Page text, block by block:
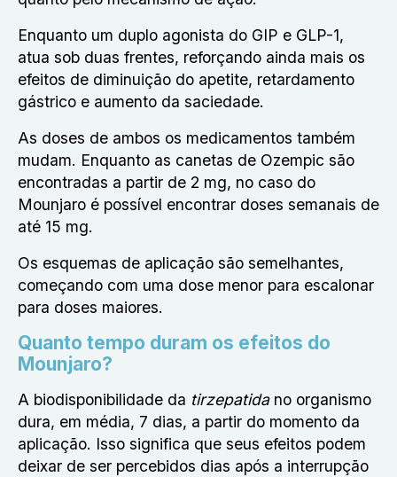
Enquanto um duplo agonista do GIP e GLP-1,
atua sob duas frentes, reforçando ainda mais os
efeitos de diminuição do apetite, retardamento
gástrico e aumento da saciedade.
As doses de ambos os medicamentos também
mudam. Enquanto as canetas de Ozempic são
encontradas a partir de 2 mg, no caso do
Mounjaro é possível encontrar doses semanais de
até 15 mg.
Os esquemas de aplicação são semelhantes,
começando com uma dose menor para escalonar
para doses maiores.
Quanto tempo duram os efeitos do
Mounjaro?
A biodisponibilidade da tirzepatida no organismo
dura, em média, 7 dias, a partir do momento da
aplicação. Isso significa que seus efeitos podem
deixar de ser percebidos dias após a interrupção